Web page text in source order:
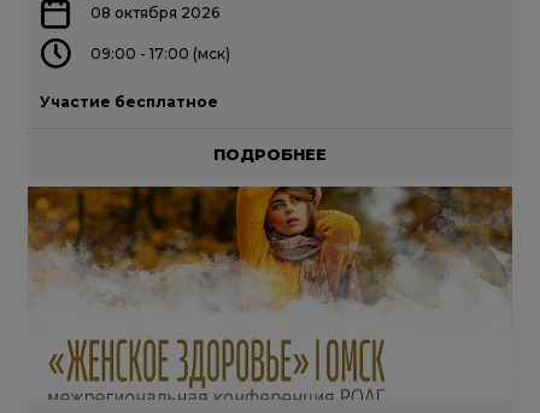
08 октября 2026
09:00 - 17:00 (мск)
Участие бесплатное
ПОДРОБНЕЕ